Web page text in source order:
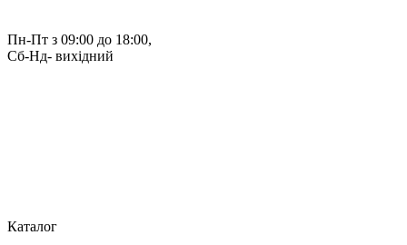
Пн-Пт з 09:00 до 18:00,
Сб-Нд- вихідний
Каталог